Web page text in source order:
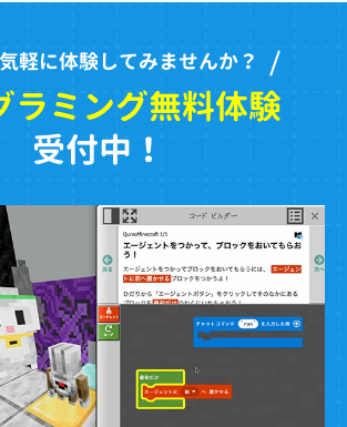
軽に体験してみませんか？
ラミング無料体験
受付中！